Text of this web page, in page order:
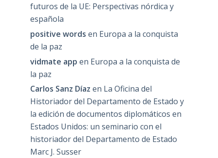
futuros de la UE: Perspectivas nórdica y
española
positive words en Europa a la conquista
de la paz
vidmate app en Europa a la conquista de
la paz
Carlos Sanz Díaz en La Oficina del
Historiador del Departamento de Estado y
la edición de documentos diplomáticos en
Estados Unidos: un seminario con el
historiador del Departamento de Estado
Marc J. Susser